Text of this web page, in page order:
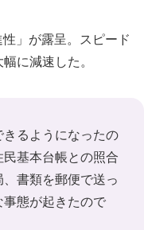
」が露呈。スピード
に減速した。
きるようになったの
基本台帳との照合
書類を郵便で送っ
態が起きたので